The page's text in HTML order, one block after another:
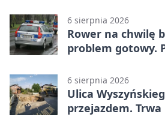
6 sierpnia 2026
Rower na chwilę
problem gotowy.
6 sierpnia 2026
Ulica
przejazdem.